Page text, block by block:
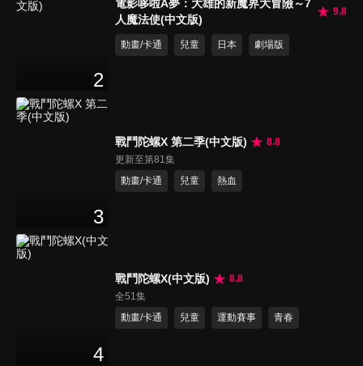
2
電影哆啦A夢：大雄的新魔界大冒險～7
人魔法使(中文版)
9.8
動畫/卡通 兒童 日本 劇場版
3
戰鬥陀螺X 第二季(中文版)
8.8
更新至第81集
動畫/卡通
兒童 熱血
4
戰鬥陀螺X(中文版)
8.8
全51集
動畫/卡通
兒童 運動賽事 青春